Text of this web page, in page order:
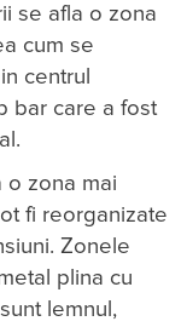
se afla o zona
cum se
centrul
bar care a fost
o zona mai
fi reorganizate
Zonele
plina cu
lemnul,